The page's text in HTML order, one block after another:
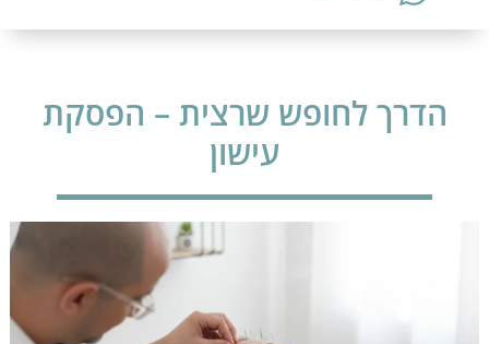
הדרך לחופש שרצית – הפסקת
עישון